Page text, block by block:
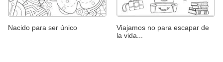
Nacido para ser único
Viajamos no para escapar de
la vida...